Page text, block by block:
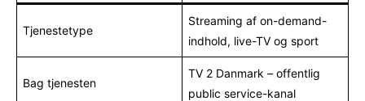
Tjenestetype
Streaming af on-demand-
indhold, live-TV og sport
Bag tjenesten
TV 2 Danmark – offentlig
public service-kanal